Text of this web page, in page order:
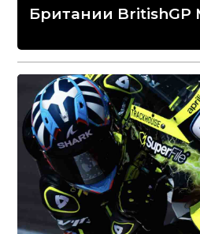
Британии BritishGP